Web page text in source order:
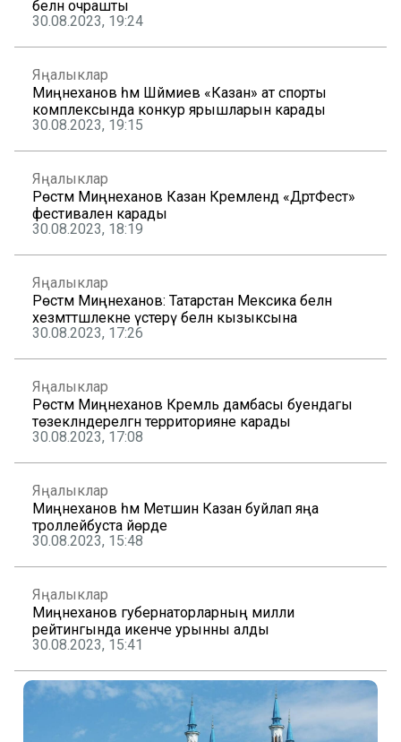
белән очрашты
30.08.2023, 19:24
Яңалыклар
Миңнеханов һәм Шәймиев «Казан» ат спорты
комплексында конкур ярышларын карады
30.08.2023, 19:15
Яңалыклар
Рөстәм Миңнеханов Казан Кремлендә «ДәртФест»
фестивален карады
30.08.2023, 18:19
Яңалыклар
Рөстәм Миңнеханов: Татарстан Мексика белән
хезмәттәшлекне үстерү белән кызыксына
30.08.2023, 17:26
Яңалыклар
Рөстәм Миңнеханов Кремль дамбасы буендагы
төзекләндерелгән территорияне карады
30.08.2023, 17:08
Яңалыклар
Миңнеханов һәм Метшин Казан буйлап яңа
троллейбуста йөрде
30.08.2023, 15:48
Яңалыклар
Миңнеханов губернаторларның милли
рейтингында икенче урынны алды
30.08.2023, 15:41